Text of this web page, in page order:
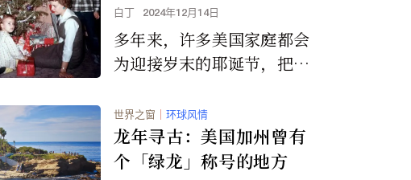
白丁 2024年12月14日
多年来，许多美国家庭都会
为迎接岁末的耶诞节，把家
顾一下过去几年，美国人是
如何为耶诞装饰房屋的。
世界之窗 ｜ 环球风情
龙年寻古：美国加州曾有
个「绿龙」称号的地方